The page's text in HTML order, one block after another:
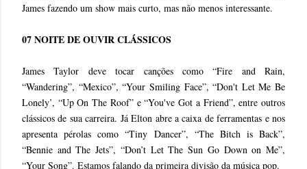
James fazendo um show mais curto, mas não menos interessante.
07 NOITE DE OUVIR CLÁSSICOS
James Taylor deve tocar canções como “Fire and Rain,
“Wandering”, “Mexico”, “Your Smiling Face”, “Don't Let Me Be
Lonely’, “Up On The Roof” e “You've Got a Friend”, entre outros
clássicos de sua carreira. Já Elton abre a caixa de ferramentas e nos
apresenta pérolas como “Tiny Dancer”, “The Bitch is Back”,
“Bennie and The Jets”, “Don’t Let The Sun Go Down on Me”,
“Your Song”. Estamos falando da primeira divisão da música pop.